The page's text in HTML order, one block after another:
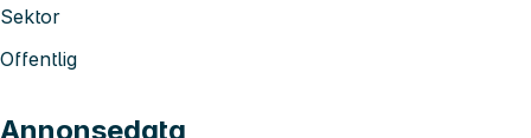
Sektor
Offentlig
Annonsedata